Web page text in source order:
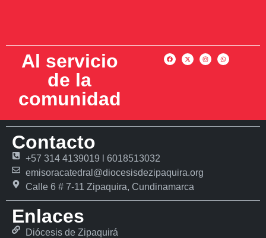
Al servicio
de la
comunidad
Contacto
+57 314 4139019 l 6018513032
emisoracatedral@diocesisdezipaquira.org
Calle 6 # 7-11 Zipaquira, Cundinamarca
Enlaces
Diócesis de Zipaquirá